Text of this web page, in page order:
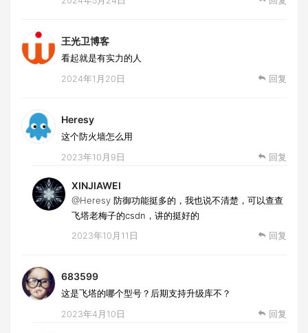
王光卫博客
看起就是有实力的人
2024年1月20日 回复
Heresy
这个防火墙怎么用
2023年10月9日 回复
XINJIAWEI
@Heresy 防御功能挺多的，我也说不清楚，可以查查
飞塔老梅子的csdn，讲的挺好的
2023年10月11日 回复
683599
这是飞塔的哪个型号？后期支持升级库不？
2023年4月10日 回复